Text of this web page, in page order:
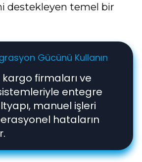
destekleyen temel bir
Gücünü Kullanın
kargo firmaları ve
entegre
manuel işleri
hataların